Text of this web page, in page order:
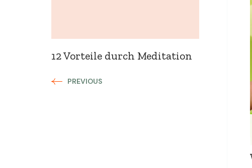
12 Vorteile durch Meditation
PREVIOUS